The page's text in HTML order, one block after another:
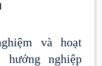
và hoạt
hướng nghiệp